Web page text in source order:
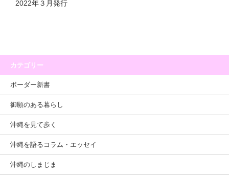
2022年３月発行
カテゴリー
ボーダー新書
御願のある暮らし
沖縄を見て歩く
沖縄を語るコラム・エッセイ
沖縄のしまじま